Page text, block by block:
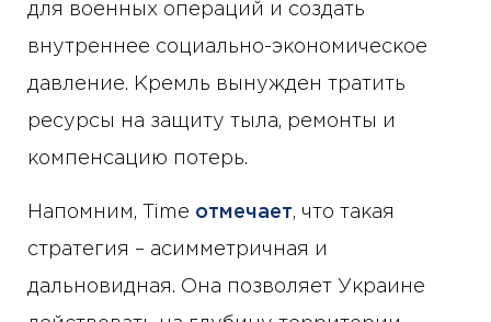
для военных операций и создать
внутреннее социально-экономическое
давление. Кремль вынужден тратить
ресурсы на защиту тыла, ремонты и
компенсацию потерь.
Напомним, Time отмечает, что такая
стратегия – асимметричная и
дальновидная. Она позволяет Украине